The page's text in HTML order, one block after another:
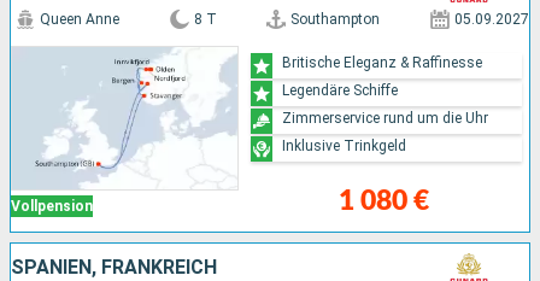
Vollpension
Queen Anne 8 T Southampton 05.09.2027
1 080 €
Britische Eleganz & Raffinesse
Legendäre Schiffe
Zimmerservice rund um die Uhr
Inklusive Trinkgeld
SPANIEN, FRANKREICH